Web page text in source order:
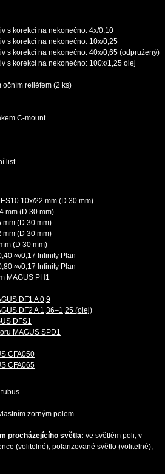
s korekcí na nekonečno: 4x/0,10
s korekcí na nekonečno: 10x/0,25
s korekcí na nekonečno: 40x/0,65 (odpružený)
s korekcí na nekonečno: 100x/1,25 olej
očním reliéfem (2 ks)
C-mount
list
10х/22 mm (D 30 mm)
mm (D 30 mm)
mm (D 30 mm)
mm (D 30 mm)
(D 30 mm)
∞/0,17 Infinity Plan
∞/0,17 Infinity Plan
MAGUS PH1
DF1 A 0,9
DF2 A 1,36–1,25 (olej)
DFS1
MAGUS SPD1
CFA050
CFA065
zorným polem
procházejícího světla: ve světlém poli; v
(volitelné); polarizované světlo (volitelné);